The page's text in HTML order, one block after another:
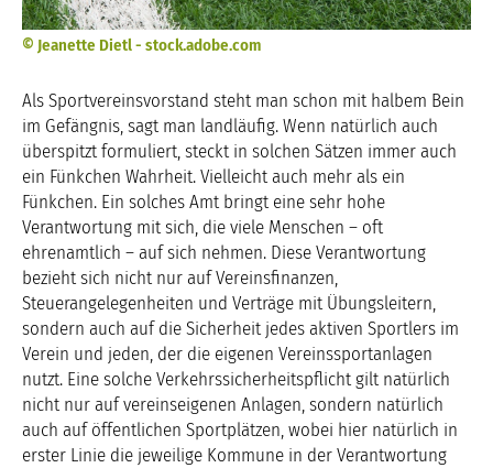
© Jeanette Dietl - stock.adobe.com
Als Sportvereinsvorstand steht man schon mit halbem Bein
im Gefängnis, sagt man landläufig. Wenn natürlich auch
überspitzt formuliert, steckt in solchen Sätzen immer auch
ein Fünkchen Wahrheit. Vielleicht auch mehr als ein
Fünkchen. Ein solches Amt bringt eine sehr hohe
Verantwortung mit sich, die viele Menschen – oft
ehrenamtlich – auf sich nehmen. Diese Verantwortung
bezieht sich nicht nur auf Vereinsfinanzen,
Steuerangelegenheiten und Verträge mit Übungsleitern,
sondern auch auf die Sicherheit jedes aktiven Sportlers im
Verein und jeden, der die eigenen Vereinssportanlagen
nutzt. Eine solche Verkehrssicherheitspflicht gilt natürlich
nicht nur auf vereinseigenen Anlagen, sondern natürlich
auch auf öffentlichen Sportplätzen, wobei hier natürlich in
erster Linie die jeweilige Kommune in der Verantwortung